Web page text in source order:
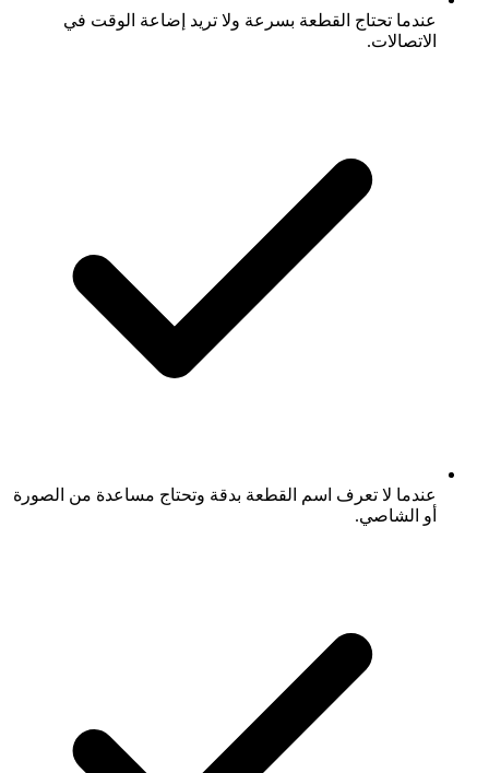
عندما تحتاج القطعة بسرعة ولا تريد إضاعة الوقت في
الاتصالات.
عندما لا تعرف اسم القطعة بدقة وتحتاج مساعدة من الصورة
أو الشاصي.